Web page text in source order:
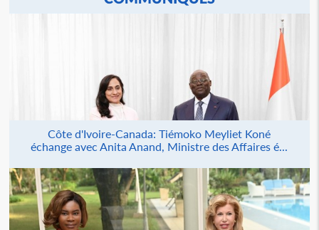
Côte d'Ivoire-Canada: Tiémoko Meyliet Koné
échange avec Anita Anand, Ministre des Affaires é...